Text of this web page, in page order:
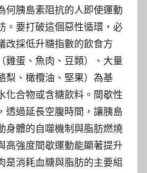
何胰島素阻抗的人即使運動
。要打破這個惡性循環，必
改採低升糖指數的飲食方
雞蛋、魚肉、豆類）、大量
梨、橄欖油、堅果）為基
化合物或含糖飲料。間歇性
透過延長空腹時間，讓胰島
身體的自噬機制與脂肪燃燒
高強度間歇運動能顯著提升
是消耗血糖與脂肪的主要組